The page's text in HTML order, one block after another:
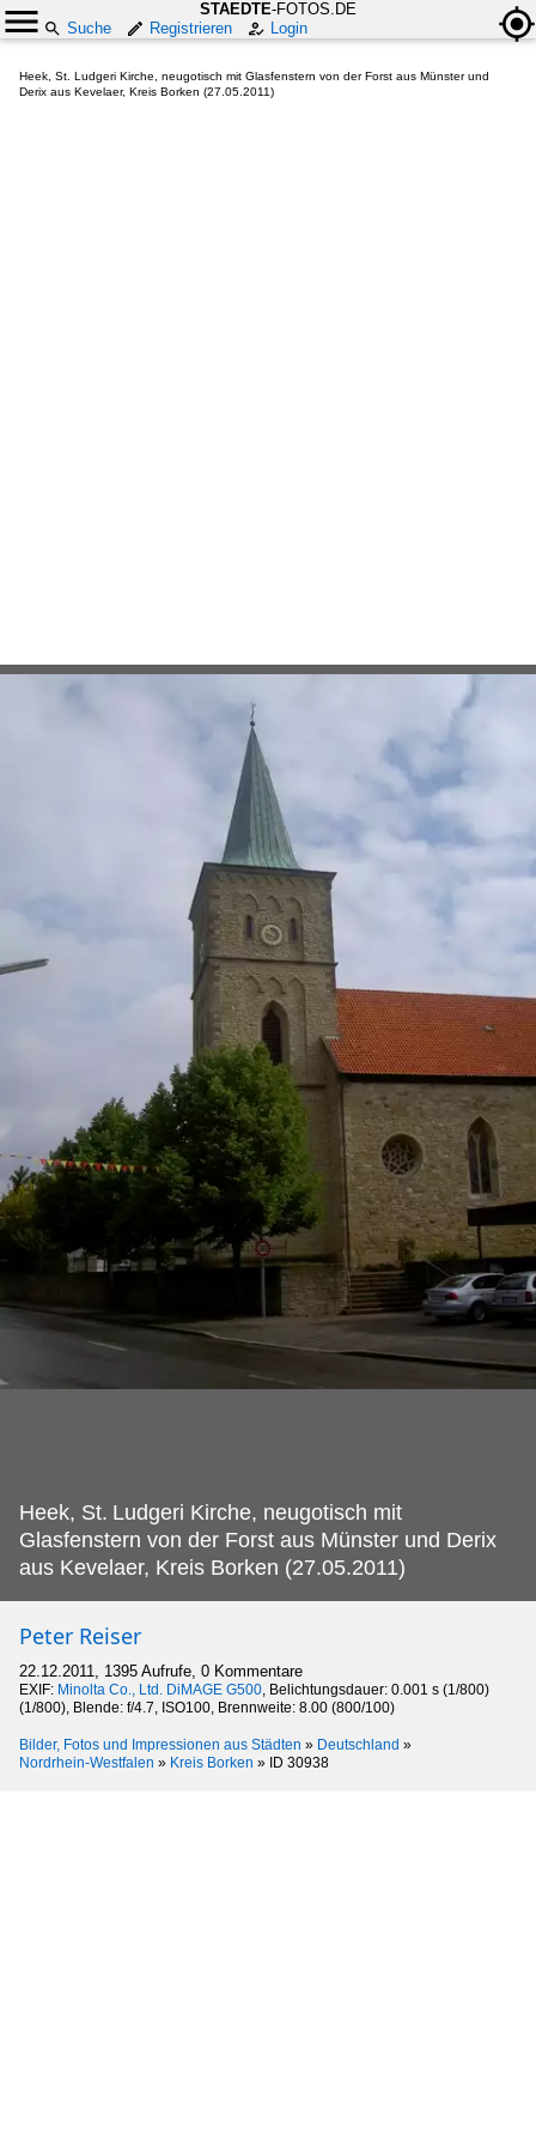
STAEDTE-FOTOS.DE
Suche
Registrieren Login
Heek, St. Ludgeri Kirche, neugotisch mit Glasfenstern von der Forst aus Münster und
Derix aus Kevelaer, Kreis Borken (27.05.2011)
Heek, St. Ludgeri Kirche, neugotisch mit
Glasfenstern von der Forst aus Münster und Derix
aus Kevelaer, Kreis Borken (27.05.2011)
Peter Reiser
22.12.2011, 1395 Aufrufe, 0 Kommentare
EXIF: Minolta Co., Ltd. DiMAGE G500, Belichtungsdauer: 0.001 s (1/800)
(1/800), Blende: f/4.7, ISO100, Brennweite: 8.00 (800/100)
Bilder, Fotos und Impressionen aus Städten » Deutschland »
Nordrhein-Westfalen » Kreis Borken » ID 30938